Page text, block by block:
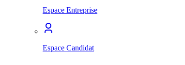
Espace Entreprise
Espace Candidat